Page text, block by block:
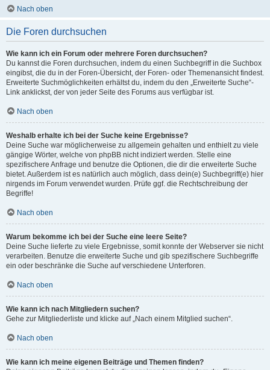
Nach oben
Die Foren durchsuchen
Wie kann ich ein Forum oder mehrere Foren durchsuchen?
Du kannst die Foren durchsuchen, indem du einen Suchbegriff in die Suchbox
eingibst, die du in der Foren-Übersicht, der Foren- oder Themenansicht findest.
Erweiterte Suchmöglichkeiten erhältst du, indem du den „Erweiterte Suche“-
Link anklickst, der von jeder Seite des Forums aus verfügbar ist.
Nach oben
Weshalb erhalte ich bei der Suche keine Ergebnisse?
Deine Suche war möglicherweise zu allgemein gehalten und enthielt zu viele
gängige Wörter, welche von phpBB nicht indiziert werden. Stelle eine
spezifischere Anfrage und benutze die Optionen, die dir die erweiterte Suche
bietet. Außerdem ist es natürlich auch möglich, dass dein(e) Suchbegriff(e) hier
nirgends im Forum verwendet wurden. Prüfe ggf. die Rechtschreibung der
Begriffe!
Nach oben
Warum bekomme ich bei der Suche eine leere Seite?
Deine Suche lieferte zu viele Ergebnisse, somit konnte der Webserver sie nicht
verarbeiten. Benutze die erweiterte Suche und gib spezifischere Suchbegriffe
ein oder beschränke die Suche auf verschiedene Unterforen.
Nach oben
Wie kann ich nach Mitgliedern suchen?
Gehe zur Mitgliederliste und klicke auf „Nach einem Mitglied suchen“.
Nach oben
Wie kann ich meine eigenen Beiträge und Themen finden?